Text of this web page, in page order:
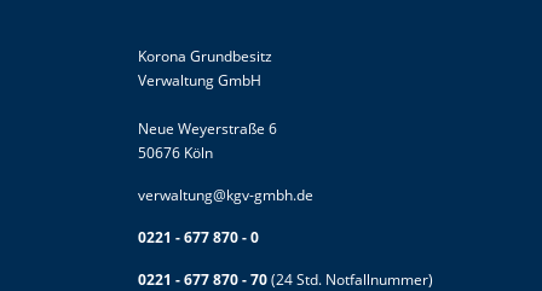
Korona Grundbesitz
Verwaltung GmbH
Neue Weyerstraße 6
50676 Köln
verwaltung@kgv-gmbh.de
0221 - 677 870 - 0
0221 - 677 870 - 70(24 Std. Notfallnummer)